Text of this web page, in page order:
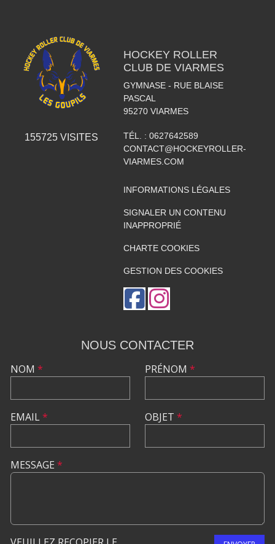
155725 VISITES
HOCKEY ROLLER
CLUB DE VIARMES
GYMNASE - RUE BLAISE
PASCAL
95270 VIARMES
TÉL. : 0627642589
CONTACT@HOCKEYROLLER-
VIARMES.COM
INFORMATIONS LÉGALES
SIGNALER UN CONTENU
INAPPROPRIÉ
CHARTE COOKIES
GESTION DES COOKIES
NOUS CONTACTER
NOM *
EMAIL*
PRÉNOM *
OBJET *
MESSAGE *